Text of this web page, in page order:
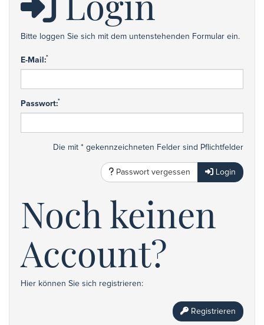
Bitte loggen Sie sich mit dem untenstehenden Formular ein.
E-Mail:*
Passwort:*
Die mit * gekennzeichneten Felder sind Pflichtfelder
Passwort vergessen Login
Noch keinen
Account?
Hier können Sie sich registrieren:
Registrieren